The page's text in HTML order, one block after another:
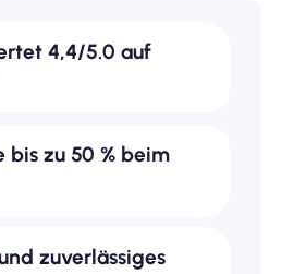
4,4/5.0 auf
bis zu 50 % beim
zuverlässiges